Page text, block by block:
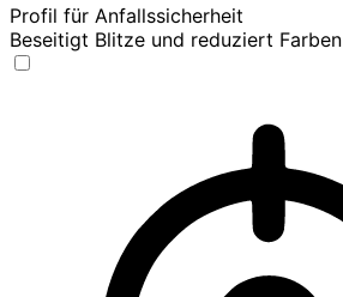
Profil für Anfallssicherheit
Beseitigt Blitze und reduziert Farben